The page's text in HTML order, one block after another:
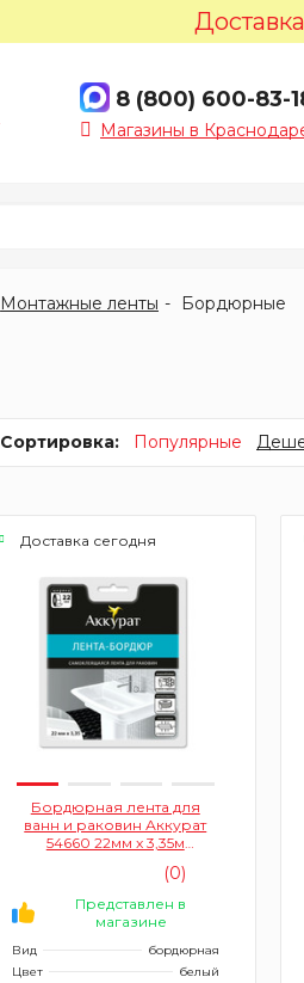
8 (800) 600-83-
Магазины в
Монтажные ленты Бордюрные
Сортировка: Популярные
Доставка сегодня
Бордюрная лента для
ванн и раковин Аккурат
54660 22мм x 3,35м
(0)
Представлен в
магазине
Вид
бордюрная
Цвет
белый